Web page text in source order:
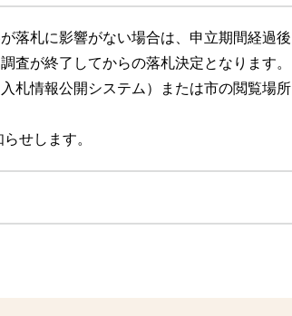
落札に影響がない場合は、申立期間経過後
査が終了してからの落札決定となります。
札情報公開システム）または市の閲覧場所
せします。